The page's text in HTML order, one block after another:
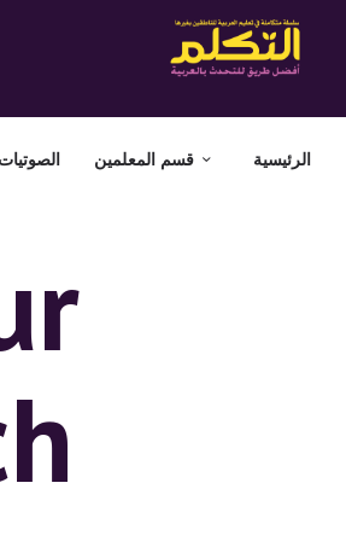
الرئيسية قسم المعلمين الصوتيات